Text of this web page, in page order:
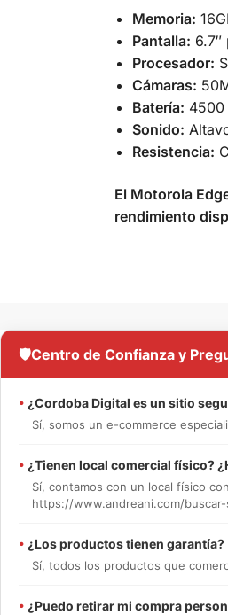
Memoria:
Pantalla: 6.7″
Procesador:
Cámaras:
Batería: 4500
Sonido:
Resistencia:
El Motorola
rendimiento
🛡️Centro de Confianza y
• ¿Cordoba Digital es un sitio
Sí, somos un e-commerce
• ¿Tienen local comercial físico?
Sí, contamos con un local físico
https://www.andreani.com/buscar-
• ¿Los productos tienen garantía?
Sí, todos los productos que
• ¿Puedo retirar mi compra